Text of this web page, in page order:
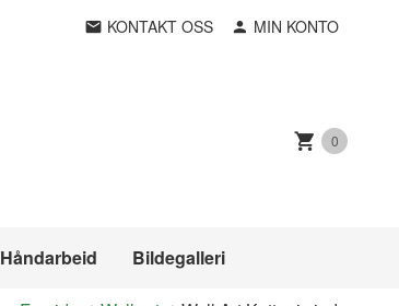
KONTAKT OSS MIN KONTO
0
Håndarbeid Bildegalleri